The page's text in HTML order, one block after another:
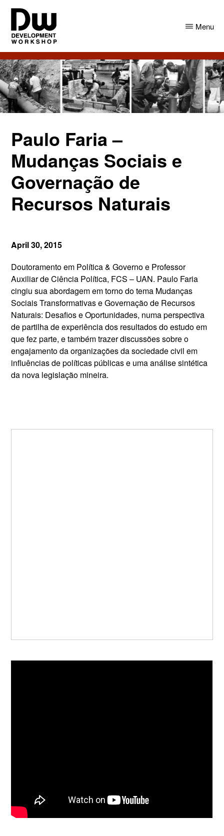
Skip
main
content
Skip
primary
sidebar
DW
Angola
Development
Workshop
Angola
Menu
Paulo Faria –
Mudanças Sociais e
Governação de
Recursos Naturais
April 30, 2015
Doutoramento em Política & Governo e Professor
Auxiliar de Ciência Política, FCS – UAN. Paulo Faria
cingiu sua abordagem em torno do tema Mudanças
Sociais Transformativas e Governação de Recursos
Naturais: Desafios e Oportunidades, numa perspectiva
de partilha de experiência dos resultados do estudo em
que fez parte, e também trazer discussões sobre o
engajamento da organizações da sociedade civil em
influências de políticas públicas e uma análise sintética
da nova legislação mineira.